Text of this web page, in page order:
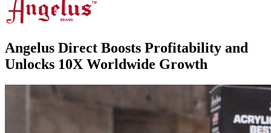
Angelus Direct Boosts Profitability and
Unlocks 10X Worldwide Growth